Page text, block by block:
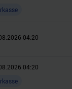
04:20
04:20